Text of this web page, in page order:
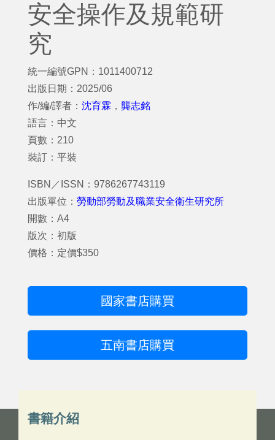
安全操作及規範研
究
統一編號GPN：1011400712
出版日期：2025/06
作/編/譯者： 沈育霖 ， 龔志銘
語言：中文
頁數：210
裝訂：平裝
ISBN／ISSN：9786267743119
出版單位： 勞動部勞動及職業安全衛生研究所
開數：A4
版次：初版
價格：定價$350
國家書店購買
五南書店購買
書籍介紹